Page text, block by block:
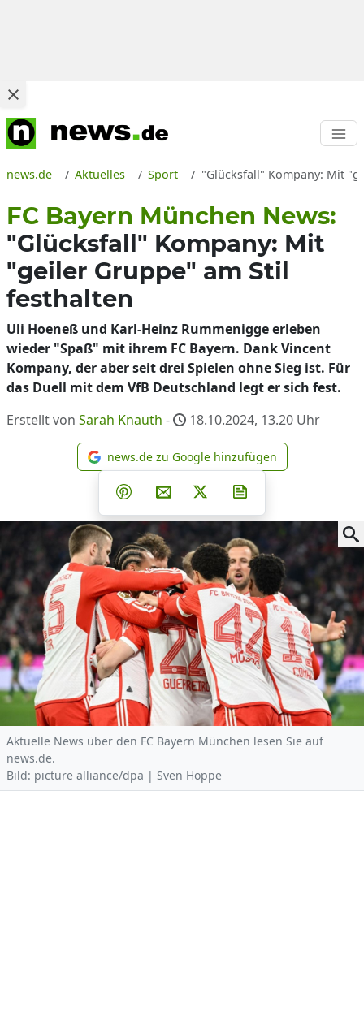
news.de Aktuelles Sport "Glücksfall" Kompany: Mit
FC Bayern München News:
"Glücksfall" Kompany: Mit
"geiler Gruppe" am Stil
festhalten
Uli Hoeneß und Karl-Heinz Rummenigge erleben
wieder "Spaß" mit ihrem FC Bayern. Dank Vincent
Kompany, der aber seit drei Spielen ohne Sieg ist. Für
das Duell mit dem VfB Deutschland legt er sich fest.
Erstellt von Sarah Knauth - 18.10.2024, 13.20 Uhr
news.de zu Google
news.de zu Google hinzufügen
Teilen auf Facebook
Teilen auf Whatsapp
Teilen auf Telegram
Teilen auf Pinterest
Per E-Mail teilen
Post auf X
Aktuelle News über den FC Bayern München lesen Sie auf
news.de.
Bild: picture alliance/dpa | Sven Hoppe